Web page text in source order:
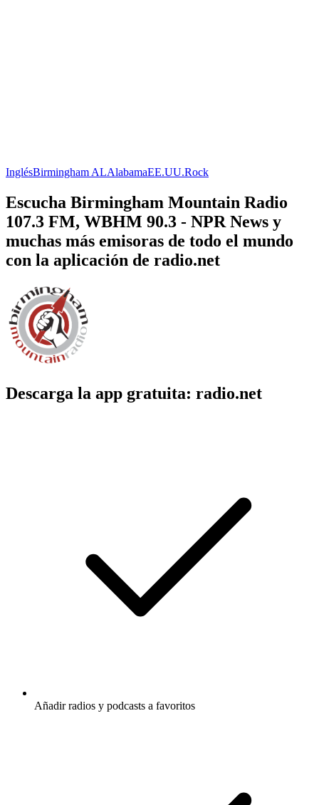
InglésBirmingham ALAlabamaEE.UU.Rock
Escucha Birmingham Mountain Radio
107.3 FM, WBHM 90.3 - NPR News y
muchas más emisoras de todo el mundo
con la aplicación de radio.net
Descarga la app gratuita: radio.net
Añadir radios y podcasts a favoritos